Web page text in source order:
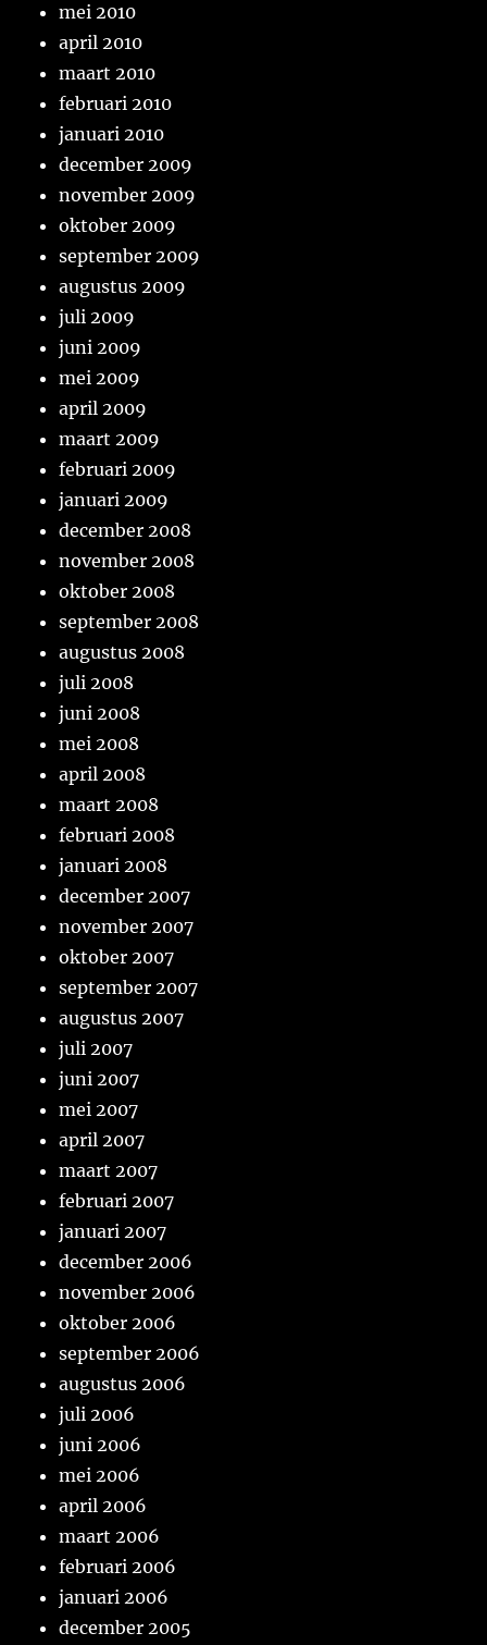
mei 2010
april 2010
maart 2010
februari 2010
januari 2010
december 2009
november 2009
oktober 2009
september 2009
augustus 2009
juli 2009
juni 2009
mei 2009
april 2009
maart 2009
februari 2009
januari 2009
december 2008
november 2008
oktober 2008
september 2008
augustus 2008
juli 2008
juni 2008
mei 2008
april 2008
maart 2008
februari 2008
januari 2008
december 2007
november 2007
oktober 2007
september 2007
augustus 2007
juli 2007
juni 2007
mei 2007
april 2007
maart 2007
februari 2007
januari 2007
december 2006
november 2006
oktober 2006
september 2006
augustus 2006
juli 2006
juni 2006
mei 2006
april 2006
maart 2006
februari 2006
januari 2006
december 2005